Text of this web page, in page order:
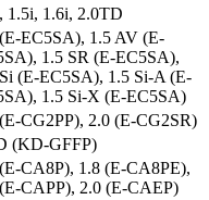
1.5i, 1.6i, 2.0TD
EC5SA), 1.5 AV (E-
1.5 SR (E-EC5SA),
(E-EC5SA), 1.5 Si-A (E-
1.5 Si-X (E-EC5SA)
CG2PP), 2.0 (E-CG2SR)
(KD-GFFP)
CA8P), 1.8 (E-CA8PE),
CAPP), 2.0 (E-CAEP)